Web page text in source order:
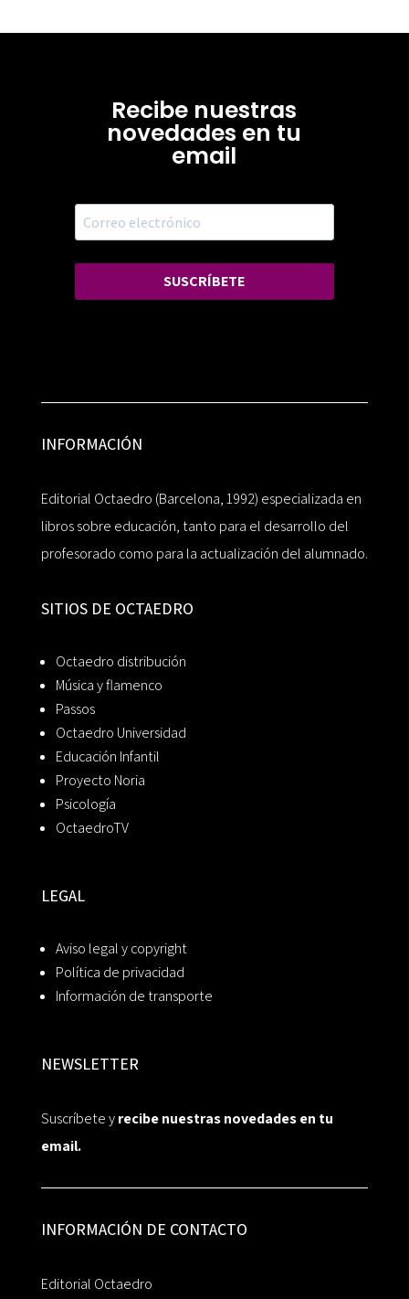
Recibe nuestras
novedades en tu
email
SUSCRÍBETE
INFORMACIÓN
Editorial Octaedro (Barcelona, 1992) especializada en
libros sobre educación, tanto para el desarrollo del
profesorado como para la actualización del alumnado.
SITIOS DE OCTAEDRO
Octaedro distribución
Música y flamenco
Passos
Octaedro Universidad
Educación Infantil
Proyecto Noria
Psicología
OctaedroTV
LEGAL
Aviso legal y copyright
Política de privacidad
Información de transporte
NEWSLETTER
Suscríbete yrecibe nuestras novedades en tu
email.
INFORMACIÓN DE CONTACTO
Editorial Octaedro